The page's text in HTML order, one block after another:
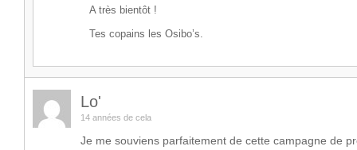
A très bientôt !
Tes copains les Osibo’s.
Lo'
14 années de cela
Je me souviens parfaitement de cette campagne de